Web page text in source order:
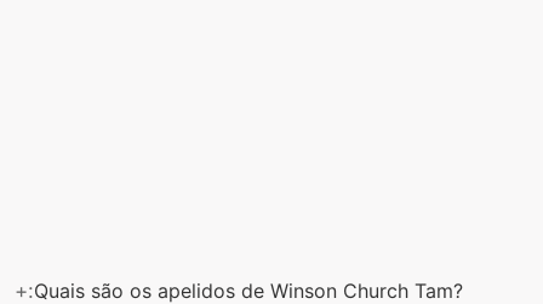
+:Quais são os apelidos de Winson Church Tam?